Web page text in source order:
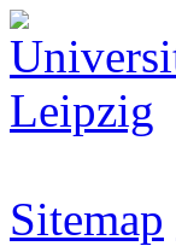
Sitemap